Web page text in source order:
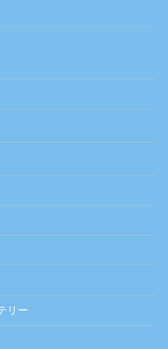
リー